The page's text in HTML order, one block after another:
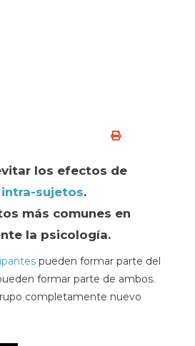
los efectos de
sujetos.
más comunes en
la psicología.
pueden formar parte del
formar parte de ambos.
completamente nuevo